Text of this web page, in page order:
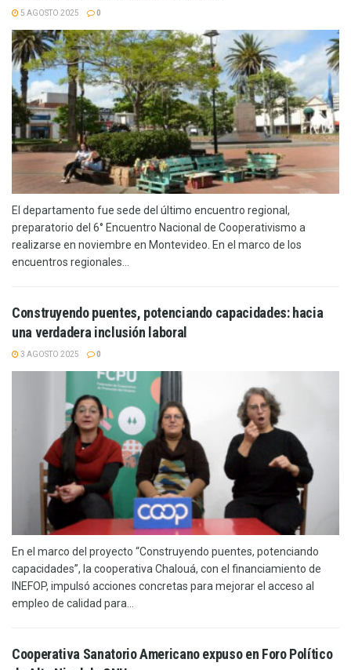
5 AGOSTO 2025 0
El departamento fue sede del último encuentro regional,
preparatorio del 6° Encuentro Nacional de Cooperativismo a
realizarse en noviembre en Montevideo. En el marco de los
encuentros regionales...
Construyendo puentes, potenciando capacidades: hacia
una verdadera inclusión laboral
3 AGOSTO 2025 0
En el marco del proyecto “Construyendo puentes, potenciando
capacidades”, la cooperativa Chalouá, con el financiamiento de
INEFOP, impulsó acciones concretas para mejorar el acceso al
empleo de calidad para...
Cooperativa Sanatorio Americano expuso en Foro Político